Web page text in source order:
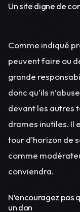
Un site digne de
Comme indiqué
peuvent faire ou
grande
donc qu’ils
devant les autres
drames inutiles. Il
tour d’horizon de
comme
conviendra.
N’encouragez pas
un don